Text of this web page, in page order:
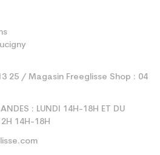
25 / Magasin Freeglisse Shop : 04
: LUNDI 14H-18H ET DU
14H-18H